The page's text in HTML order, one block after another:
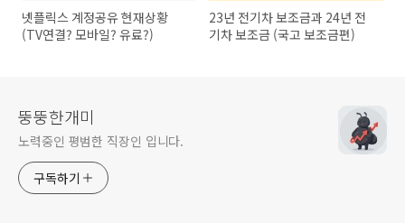
넷플릭스 계정공유 현재상황
(TV연결? 모바일? 유료?)
23년 전기차 보조금과 24년 전
기차 보조금 (국고 보조금편)
뚱뚱한개미
노력중인 평범한 직장인 입니다.
구독하기